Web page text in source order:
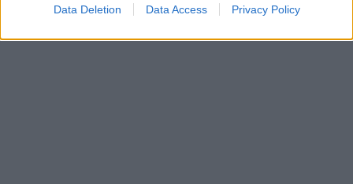
Data Deletion Data Access Privacy Policy